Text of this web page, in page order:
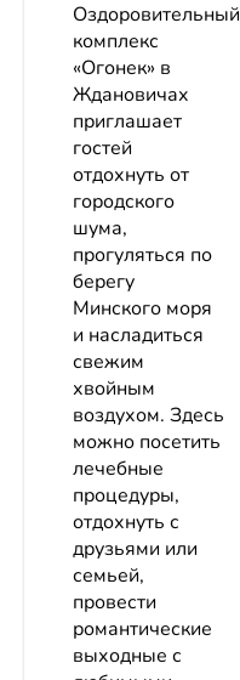
Оздоровительный
комплекс
«Огонек» в
Ждановичах
приглашает
гостей
отдохнуть от
городского
шума,
прогуляться по
берегу
Минского моря
и насладиться
свежим
хвойным
воздухом. Здесь
можно посетить
лечебные
процедуры,
отдохнуть с
друзьями или
семьей,
провести
романтические
выходные с